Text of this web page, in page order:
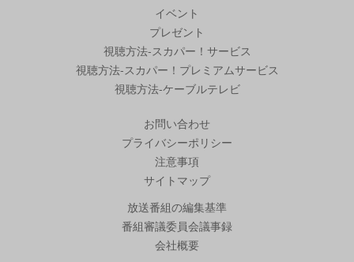
イベント
プレゼント
視聴方法-スカパー！サービス
視聴方法-スカパー！プレミアムサービス
視聴方法-ケーブルテレビ
お問い合わせ
プライバシーポリシー
注意事項
サイトマップ
放送番組の編集基準
番組審議委員会議事録
会社概要